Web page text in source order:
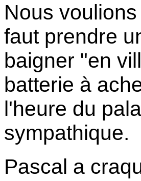
Nous
faut prendre
baigner "en
batterie à
l'heure du
sympathique.
Pascal a